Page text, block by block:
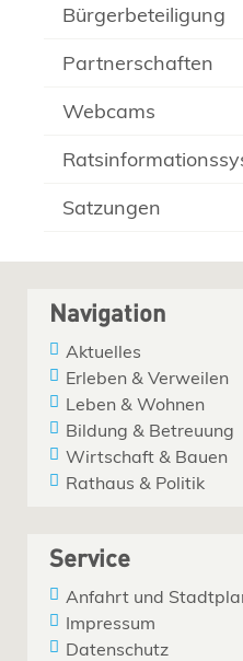
Bürgerbeteiligung
Partnerschaften
Webcams
Satzungen
Navigation
Aktuelles
Erleben & Verweilen
Leben & Wohnen
Bildung & Betreuung
Wirtschaft & Bauen
Rathaus & Politik
Service
Anfahrt und
Impressum
Datenschutz